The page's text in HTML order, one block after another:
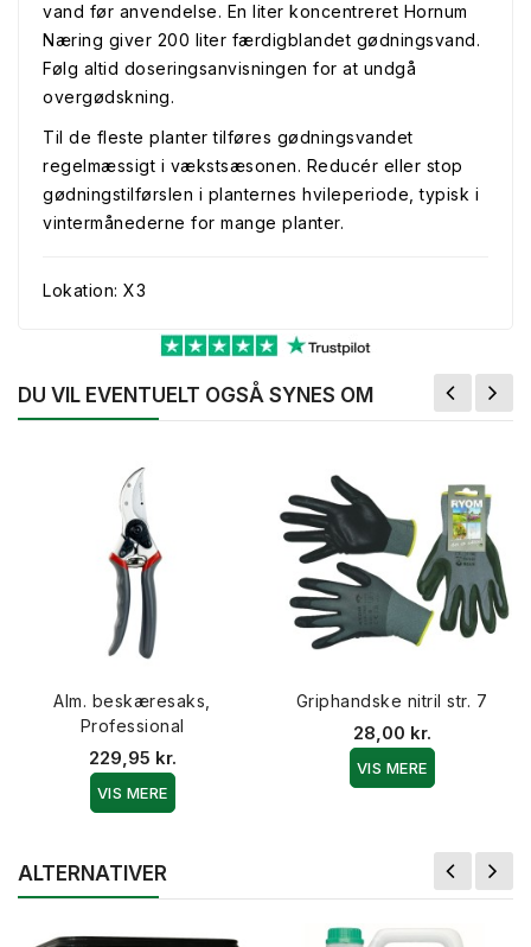
vand før anvendelse. En liter koncentreret Hornum
Næring giver 200 liter færdigblandet gødningsvand.
Følg altid doseringsanvisningen for at undgå
overgødskning.
Til de fleste planter tilføres gødningsvandet
regelmæssigt i vækstsæsonen. Reducér eller stop
gødningstilførslen i planternes hvileperiode, typisk i
vintermånederne for mange planter.
Lokation: X3
DU VIL EVENTUELT OGSÅ SYNES OM
Alm. beskæresaks,
Professional
229,95 kr.
VIS MERE
Griphandske nitril str. 7
28,00 kr.
VIS MERE
ALTERNATIVER